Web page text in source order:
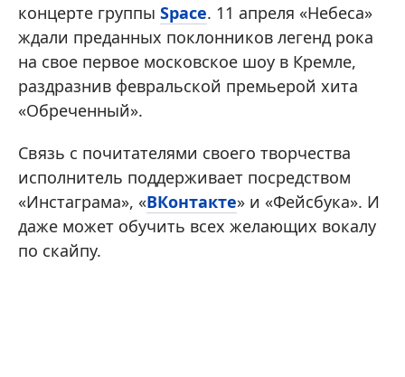
концерте группы Space. 11 апреля «Небеса»
ждали преданных поклонников легенд рока
на свое первое московское шоу в Кремле,
раздразнив февральской премьерой хита
«Обреченный».
Связь с почитателями своего творчества
исполнитель поддерживает посредством
«Инстаграма», «ВКонтакте» и «Фейсбука». И
даже может обучить всех желающих вокалу
по скайпу.